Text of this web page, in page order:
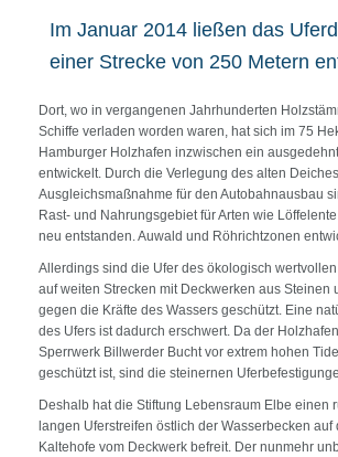
Im Januar 2014 ließen das
einer Strecke von 250 Metern
Dort, wo in vergangenen Jahrhunderten
Schiffe verladen worden waren, hat sich im 75
Hamburger Holzhafen inzwischen ein
entwickelt. Durch die Verlegung des alten
Ausgleichsmaßnahme für den Autobahnausbau
Rast- und Nahrungsgebiet für Arten wie
neu entstanden. Auwald und Röhrichtzonen
Allerdings sind die Ufer des ökologisch
auf weiten Strecken mit Deckwerken aus Steinen
gegen die Kräfte des Wassers geschützt. Eine
des Ufers ist dadurch erschwert. Da der
Sperrwerk Billwerder Bucht vor extrem hohen
geschützt ist, sind die steinernen
Deshalb hat die Stiftung Lebensraum Elbe einen
langen Uferstreifen östlich der Wasserbecken auf
Kaltehofe vom Deckwerk befreit. Der nunmehr